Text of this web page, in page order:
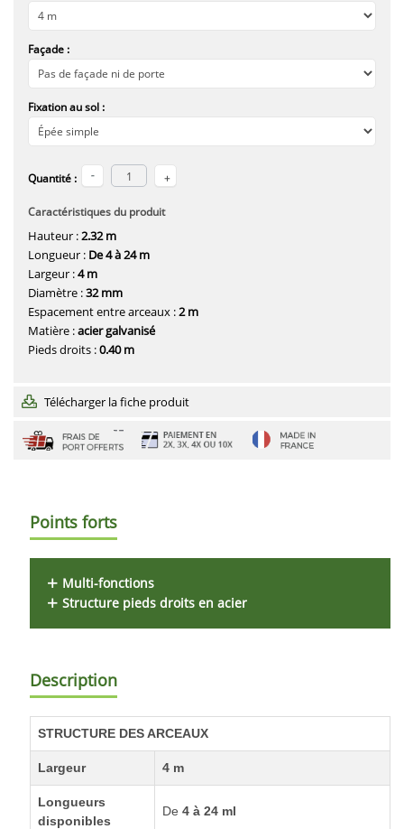
Façade :
Fixation au sol :
Quantité :
Caractéristiques du produit
Hauteur :2.32 m
Longueur : De 4 à 24 m
Largeur :4 m
Diamètre :32 mm
Espacement entre arceaux :2 m
Matière :acier galvanisé
Pieds droits :0.40 m
Télécharger la fiche produit
Points forts
Multi-fonctions
Structure pieds droits en acier
Description
STRUCTURE DES ARCEAUX
Largeur 4 m
Longueurs
disponibles
De 4 à 24 ml